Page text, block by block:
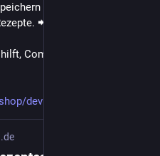
– komplett offline &
📲
Computer an Menschen in
device.php?